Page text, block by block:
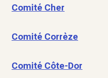
Comité Cher
Comité Corrèze
Comité Côte-Dor